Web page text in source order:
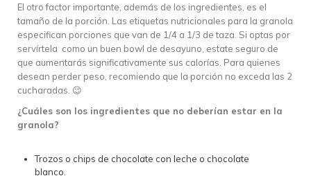
El otro factor importante, además de los ingredientes, es el
tamaño de la porción. Las etiquetas nutricionales para la granola
especifican porciones que van de 1/4 a 1/3 de taza. Si optas por
servírtela como un buen bowl de desayuno, estate seguro de
que aumentarás significativamente sus calorías. Para quienes
desean perder peso, recomiendo que la porción no exceda las 2
cucharadas. 😉
¿Cuáles son los ingredientes que no deberían estar en la
granola?
Trozos o chips de chocolate con leche o chocolate
blanco.